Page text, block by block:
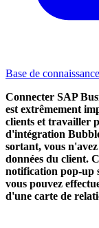
Base de
Connecter SAP
est extrêmement
clients et travailler
d'intégration
sortant, vous
données du client.
notification pop-up
vous pouvez
d'une carte de